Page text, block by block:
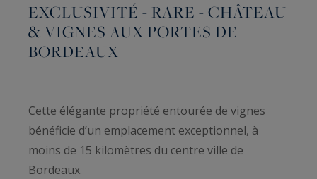
EXCLUSIVITÉ - RARE - CHÂTEAU
& VIGNES AUX PORTES DE
BORDEAUX
Cette élégante propriété entourée de vignes
bénéficie d’un emplacement exceptionnel, à
moins de 15 kilomètres du centre ville de
Bordeaux.